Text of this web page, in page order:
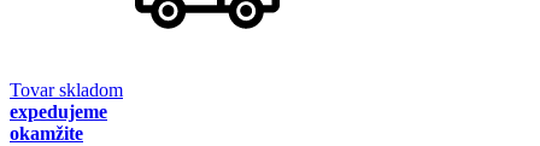
Tovar skladom
expedujeme
okamžite